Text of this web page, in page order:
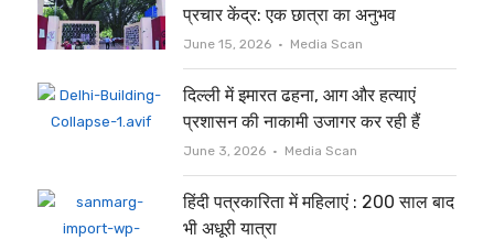
प्रचार केंद्र: एक छात्रा का अनुभव
June 15, 2026 Author
Media Scan
दिल्ली में इमारत ढहना, आग और हत्याएं
प्रशासन की नाकामी उजागर कर रही हैं
June 3, 2026 Author
Media Scan
हिंदी पत्रकारिता में महिलाएं : 200 साल बाद
भी अधूरी यात्रा